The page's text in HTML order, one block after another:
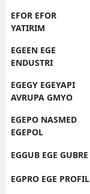
EFOR EFOR
YATIRIM
EGEEN EGE
ENDUSTRI
EGEGY EGEYAPI
AVRUPA GMYO
EGEPO NASMED
EGEPOL
EGGUB EGE GUBRE
EGPRO EGE PROFIL